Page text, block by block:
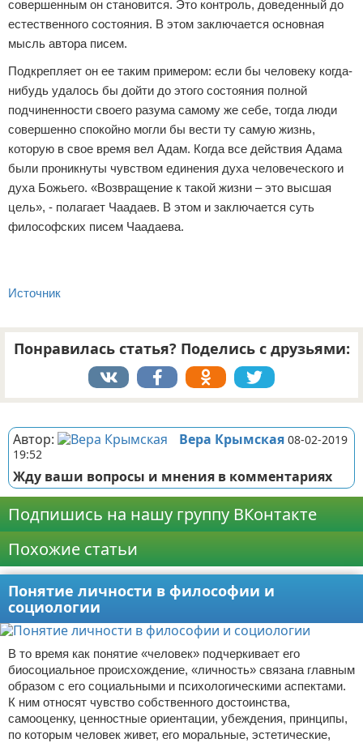
совершенным он становится. Это контроль, доведенный до
естественного состояния. В этом заключается основная
мысль автора писем.
Подкрепляет он ее таким примером: если бы человеку когда-
нибудь удалось бы дойти до этого состояния полной
подчиненности своего разума самому же себе, тогда люди
совершенно спокойно могли бы вести ту самую жизнь,
которую в свое время вел Адам. Когда все действия Адама
были проникнуты чувством единения духа человеческого и
духа Божьего. «Возвращение к такой жизни – это высшая
цель», - полагает Чаадаев. В этом и заключается суть
философских писем Чаадаева.
Источник
Понравилась статья? Поделись с друзьями:
Автор: Вера Крымская 08-02-2019
19:52
Жду ваши вопросы и мнения в комментариях
Подпишись на нашу группу ВКонтакте
Похожие статьи
Понятие личности в философии и
социологии
В то время как понятие «человек» подчеркивает его
биосоциальное происхождение, «личность» связана главным
образом с его социальными и психологическими аспектами.
К ним относят чувство собственного достоинства,
самооценку, ценностные ориентации, убеждения, принципы,
по которым человек живет, его моральные, эстетические,